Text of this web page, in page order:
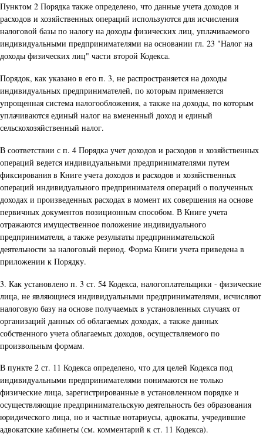
Пунктом 2 Порядка также определено, что данные учета доходов и
расходов и хозяйственных операций используются для исчисления
налоговой базы по налогу на доходы физических лиц, уплачиваемого
индивидуальными предпринимателями на основании гл. 23 "Налог на
доходы физических лиц" части второй Кодекса.
Порядок, как указано в его п. 3, не распространяется на доходы
индивидуальных предпринимателей, по которым применяется
упрощенная система налогообложения, а также на доходы, по которым
уплачиваются единый налог на вмененный доход и единый
сельскохозяйственный налог.
В соответствии с п. 4 Порядка учет доходов и расходов и хозяйственных
операций ведется индивидуальными предпринимателями путем
фиксирования в Книге учета доходов и расходов и хозяйственных
операций индивидуального предпринимателя операций о полученных
доходах и произведенных расходах в момент их совершения на основе
первичных документов позиционным способом. В Книге учета
отражаются имущественное положение индивидуального
предпринимателя, а также результаты предпринимательской
деятельности за налоговый период. Форма Книги учета приведена в
приложении к Порядку.
3. Как установлено п. 3 ст. 54 Кодекса, налогоплательщики - физические
лица, не являющиеся индивидуальными предпринимателями, исчисляют
налоговую базу на основе получаемых в установленных случаях от
организаций данных об облагаемых доходах, а также данных
собственного учета облагаемых доходов, осуществляемого по
произвольным формам.
В пункте 2 ст. 11 Кодекса определено, что для целей Кодекса под
индивидуальными предпринимателями понимаются не только
физические лица, зарегистрированные в установленном порядке и
осуществляющие предпринимательскую деятельность без образования
юридического лица, но и частные нотариусы, адвокаты, учредившие
адвокатские кабинеты (см. комментарий к ст. 11 Кодекса).